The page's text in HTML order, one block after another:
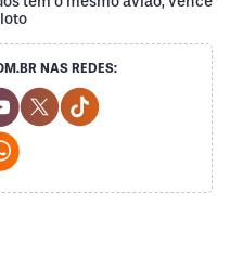
NAS REDES:
Social Media
Social Media
Youtube Social Media
Twitter Social Media
Tiktok Social